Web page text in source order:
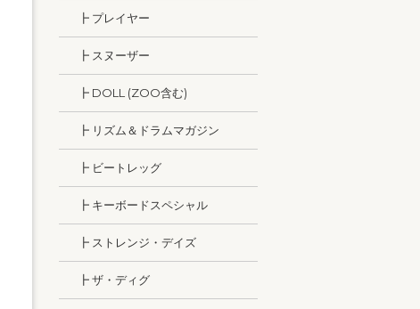
┣ プレイヤー
┣ スヌーザー
┣ DOLL (ZOO含む)
┣ リズム＆ドラムマガジン
┣ ビートレッグ
┣ キーボードスペシャル
┣ ストレンジ・デイズ
┣ ザ・ディグ